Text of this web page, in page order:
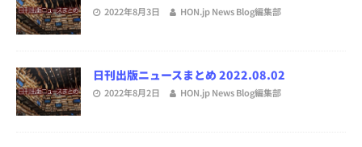
2022年8月3日 HON.jp News Blog編集部
日刊出版ニュースまとめ 2022.08.02
2022年8月2日 HON.jp News Blog編集部